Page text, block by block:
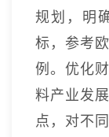
规划，明
标，参考
例。优化
料产业发
点，对不